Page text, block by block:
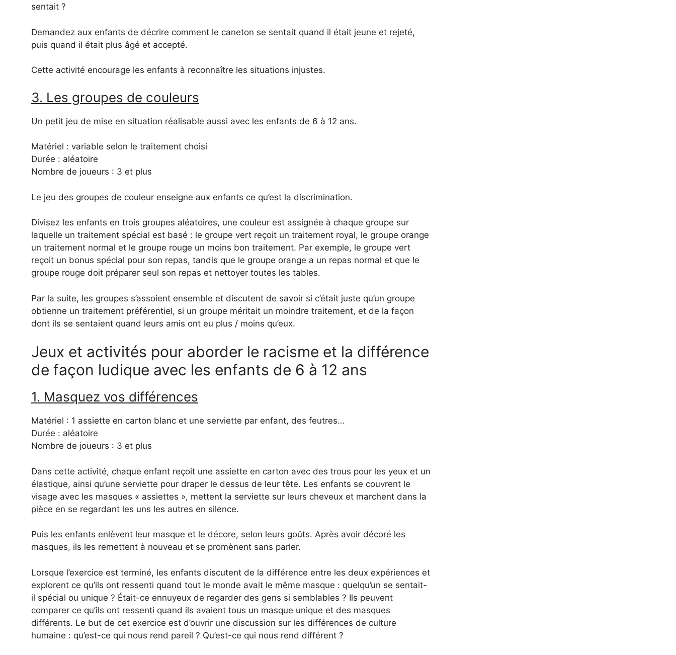
sentait ?
Demandez aux enfants de décrire comment le caneton se sentait quand il était jeune et rejeté,
puis quand il était plus âgé et accepté.
Cette activité encourage les enfants à reconnaître les situations injustes.
3. Les groupes de couleurs
Un petit jeu de mise en situation réalisable aussi avec les enfants de 6 à 12 ans.
Matériel : variable selon le traitement choisi
Durée : aléatoire
Nombre de joueurs : 3 et plus
Le jeu des groupes de couleur enseigne aux enfants ce qu’est la discrimination.
Divisez les enfants en trois groupes aléatoires, une couleur est assignée à chaque groupe sur
laquelle un traitement spécial est basé : le groupe vert reçoit un traitement royal, le groupe orange
un traitement normal et le groupe rouge un moins bon traitement. Par exemple, le groupe vert
reçoit un bonus spécial pour son repas, tandis que le groupe orange a un repas normal et que le
groupe rouge doit préparer seul son repas et nettoyer toutes les tables.
Par la suite, les groupes s’assoient ensemble et discutent de savoir si c’était juste qu’un groupe
obtienne un traitement préférentiel, si un groupe méritait un moindre traitement, et de la façon
dont ils se sentaient quand leurs amis ont eu plus / moins qu’eux.
Jeux et activités pour aborder le racisme et la différence
de façon ludique avec les enfants de 6 à 12 ans
1. Masquez vos différences
Matériel : 1 assiette en carton blanc et une serviette par enfant, des feutres…
Durée : aléatoire
Nombre de joueurs : 3 et plus
Dans cette activité, chaque enfant reçoit une assiette en carton avec des trous pour les yeux et un
élastique, ainsi qu’une serviette pour draper le dessus de leur tête. Les enfants se couvrent le
visage avec les masques « assiettes », mettent la serviette sur leurs cheveux et marchent dans la
pièce en se regardant les uns les autres en silence.
Puis les enfants enlèvent leur masque et le décore, selon leurs goûts. Après avoir décoré les
masques, ils les remettent à nouveau et se promènent sans parler.
Lorsque l’exercice est terminé, les enfants discutent de la différence entre les deux expériences et
explorent ce qu’ils ont ressenti quand tout le monde avait le même masque : quelqu’un se sentait-
il spécial ou unique ? Était-ce ennuyeux de regarder des gens si semblables ? Ils peuvent
comparer ce qu’ils ont ressenti quand ils avaient tous un masque unique et des masques
différents. Le but de cet exercice est d’ouvrir une discussion sur les différences de culture
humaine : qu’est-ce qui nous rend pareil ? Qu’est-ce qui nous rend différent ?